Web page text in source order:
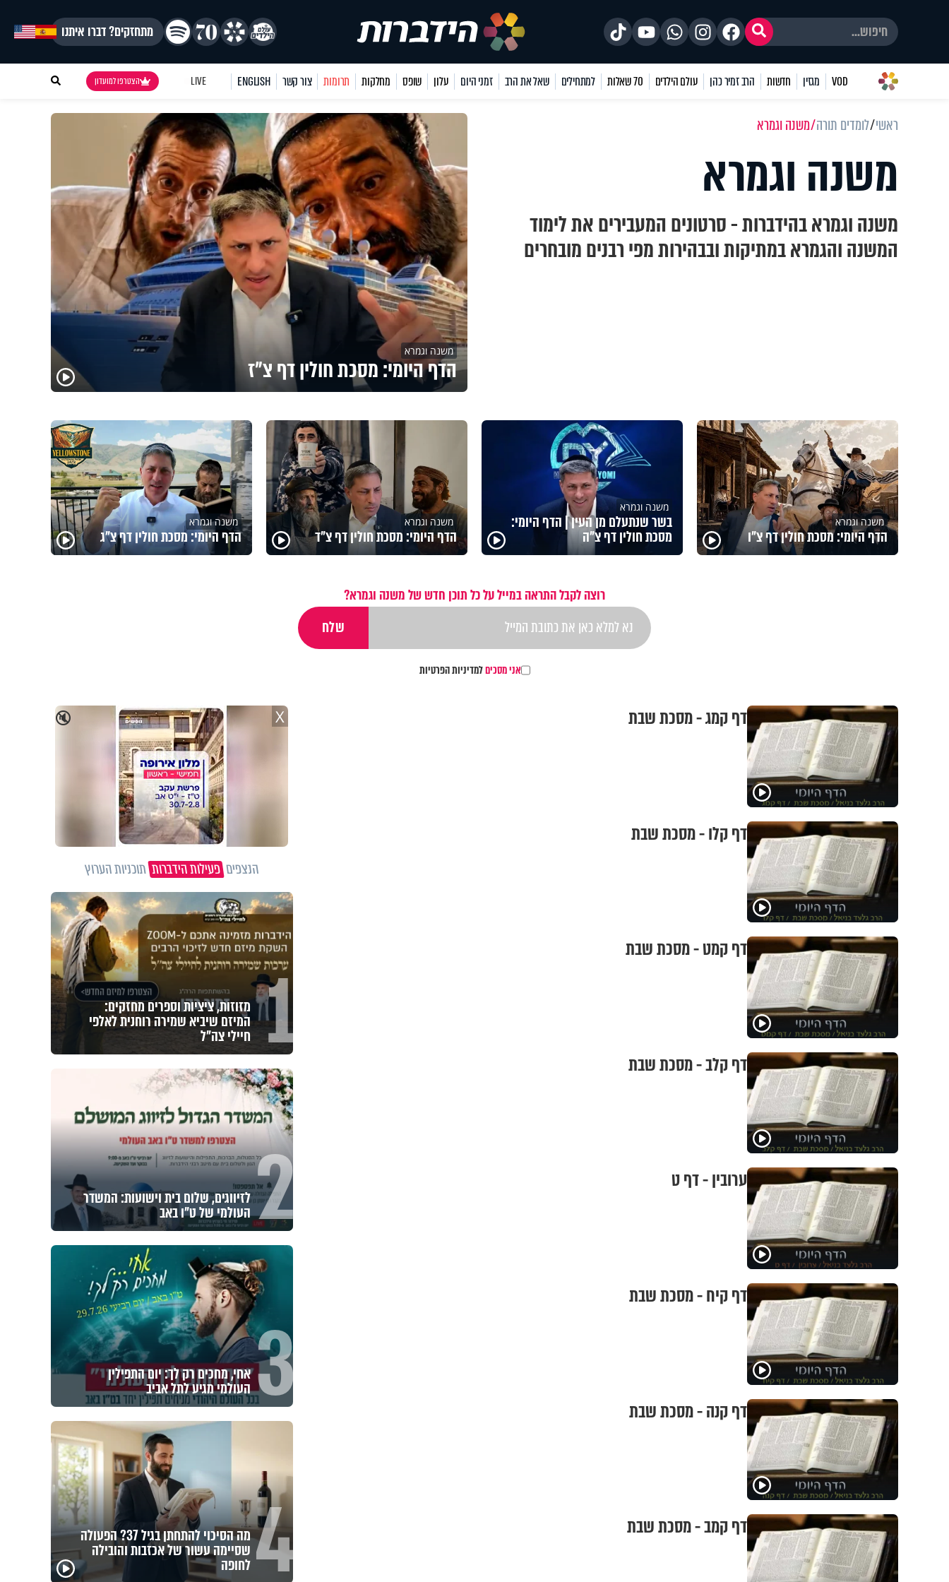
מתחזקים? דברו איתנו
VOD מגזין חדשות הרב זמיר כהן עולם הילדים 70 שאלות למתחילים שאל את הרב זמני היום עלון שופס מחלקות תרומות צור קשר ENGLISH
LIVE הצטרפו למועדון
ראשי לומדים תורה משנה וגמרא
משנה וגמרא
משנה וגמרא בהידברות - סרטונים המעבירים את לימוד
המשנה והגמרא במתיקות ובבהירות מפי רבנים מובחרים
משנה וגמרא
הדף היומי: מסכת חולין דף צ"ז
משנה וגמרא
הדף היומי: מסכת חולין דף צ"ו
משנה וגמרא
בשר שנתעלם מן העין | הדף היומי:
מסכת חולין דף צ"ה
משנה וגמרא
הדף היומי: מסכת חולין דף צ"ד
משנה וגמרא
הדף היומי: מסכת חולין דף צ"ג
רוצה לקבל התראה במייל על כל תוכן חדש של משנה וגמרא?
אני מסכיםלמדיניות הפרטיות
דף קמג - מסכת שבת
דף קלו - מסכת שבת
דף קמט - מסכת שבת
דף קלב - מסכת שבת
ערובין - דף ט
דף קיח - מסכת שבת
דף קנה - מסכת שבת
דף קמב - מסכת שבת
🔇 X
הנצפיםפעילות הידברותתוכניות הערוץ
1 מזוזות, ציציות וספרים מחזקים:
המיזם שיביא שמירה רוחנית לאלפי
חיילי צה"ל
2 לזיווגים, שלום בית וישועות: המשדר
העולמי של ט"ו באב
3 אחי, מחכים רק לך: יום התפילין
העולמי מגיע לתל אביב
4 מה הסיכוי להתחתן בגיל 37? הפעולה
שסיימה עשור של אכזבות והובילה
לחופה
האם אפשר להפוך קללה